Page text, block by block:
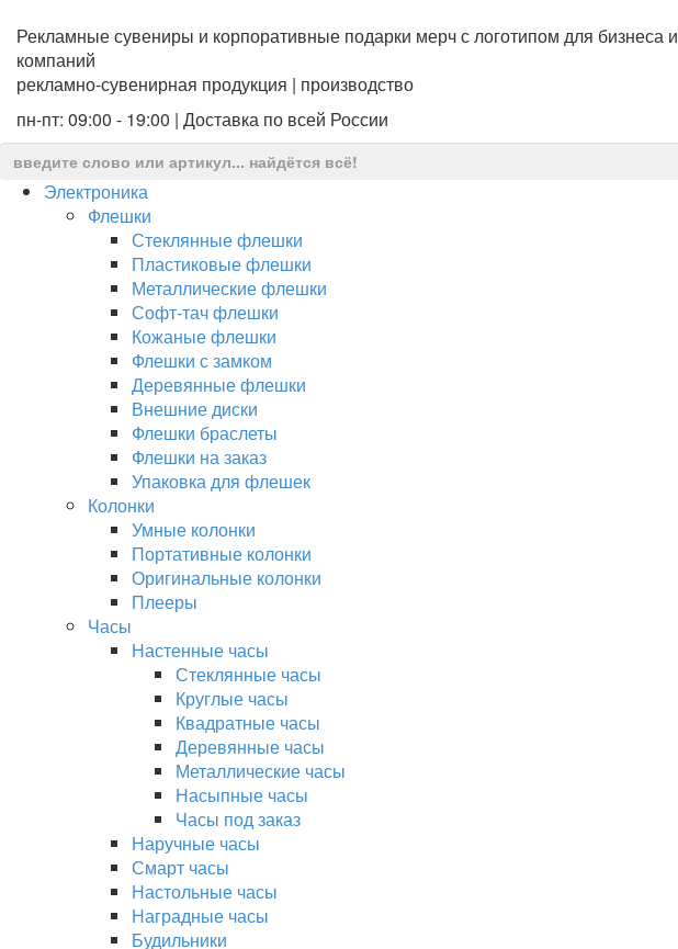
Рекламные сувениры и корпоративные подарки мерч с логотипом для бизнеса и
компаний
рекламно-сувенирная продукция | производство
пн-пт: 09:00 - 19:00 | Доставка по всей России
Электроника
Флешки
Стеклянные флешки
Пластиковые флешки
Металлические флешки
Софт-тач флешки
Кожаные флешки
Флешки с замком
Деревянные флешки
Внешние диски
Флешки браслеты
Флешки на заказ
Упаковка для флешек
Колонки
Умные колонки
Портативные колонки
Оригинальные колонки
Плееры
Часы
Настенные часы
Стеклянные часы
Круглые часы
Квадратные часы
Деревянные часы
Металлические часы
Насыпные часы
Часы под заказ
Наручные часы
Смарт часы
Настольные часы
Наградные часы
Будильники